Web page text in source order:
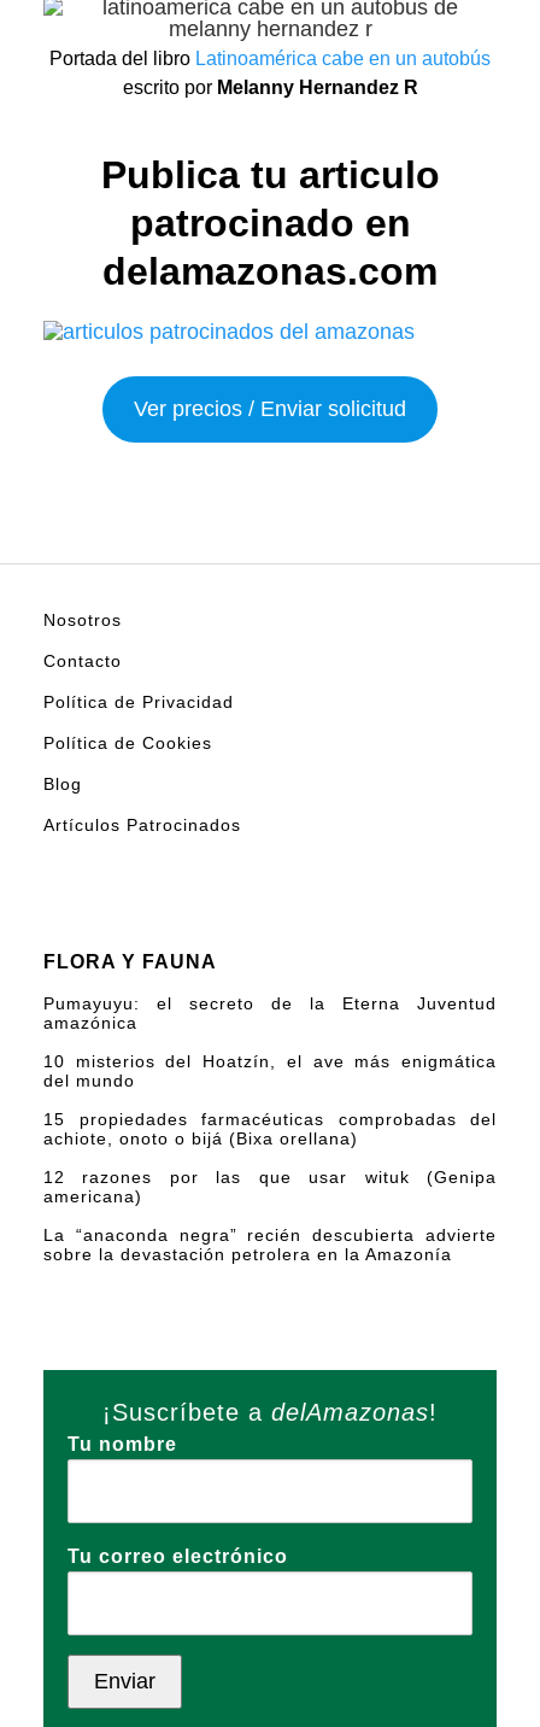
Portada del libro Latinoamérica cabe en un autobús
escrito por Melanny Hernandez R
Publica tu articulo
patrocinado en
delamazonas.com
Ver precios / Enviar solicitud
Nosotros
Contacto
Política de Privacidad
Política de Cookies
Blog
Artículos Patrocinados
FLORA Y FAUNA
Pumayuyu: el secreto de la Eterna Juventud
amazónica
10 misterios del Hoatzín, el ave más enigmática
del mundo
15 propiedades farmacéuticas comprobadas del
achiote, onoto o bijá (Bixa orellana)
12 razones por las que usar wituk (Genipa
americana)
La “anaconda negra” recién descubierta advierte
sobre la devastación petrolera en la Amazonía
¡Suscríbete a delAmazonas!
Tu nombre
Tu correo electrónico